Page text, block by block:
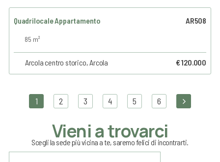
Quadrilocale Appartamento AR508
85 m²
Arcola centro storico, Arcola € 120.000
1 2 3 4 5 6
Vieni a trovarci
Scegli la sede più vicina a te, saremo felici di incontrarti.